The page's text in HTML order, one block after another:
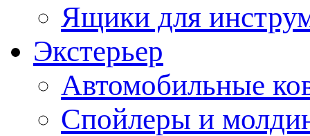
Ящики для
Экстерьер
Автомобильные
Спойлеры и